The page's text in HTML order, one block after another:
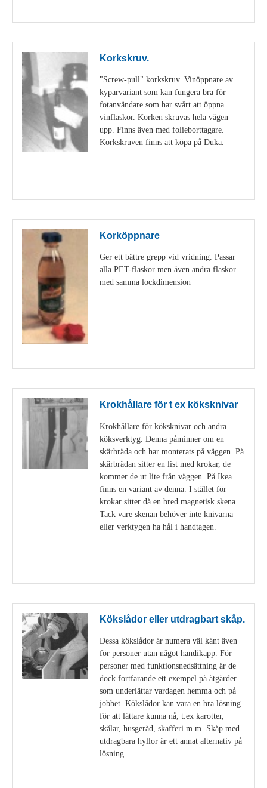
Korkskruv.
"Screw-pull" korkskruv. Vinöppnare av
kyparvariant som kan fungera bra för
fotanvändare som har svårt att öppna
vinflaskor. Korken skruvas hela vägen
upp. Finns även med folieborttagare.
Korkskruven finns att köpa på Duka.
Korköppnare
Ger ett bättre grepp vid vridning. Passar
alla PET-flaskor men även andra flaskor
med samma lockdimension
Krokhållare för t ex köksknivar
Krokhållare för köksknivar och andra
köksverktyg. Denna påminner om en
skärbräda och har monterats på väggen. På
skärbrädan sitter en list med krokar, de
kommer de ut lite från väggen. På Ikea
finns en variant av denna. I stället för
krokar sitter då en bred magnetisk skena.
Tack vare skenan behöver inte knivarna
eller verktygen ha hål i handtagen.
Kökslådor eller utdragbart skåp.
Dessa kökslådor är numera väl känt även
för personer utan något handikapp. För
personer med funktionsnedsättning är de
dock fortfarande ett exempel på åtgärder
som underlättar vardagen hemma och på
jobbet. Kökslådor kan vara en bra lösning
för att lättare kunna nå, t.ex karotter,
skålar, husgeråd, skafferi m m. Skåp med
utdragbara hyllor är ett annat alternativ på
lösning.